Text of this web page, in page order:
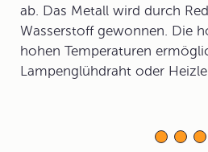
ab. Das Metall wird durch
Wasserstoff gewonnen. Die
hohen Temperaturen
Lampenglühdraht oder